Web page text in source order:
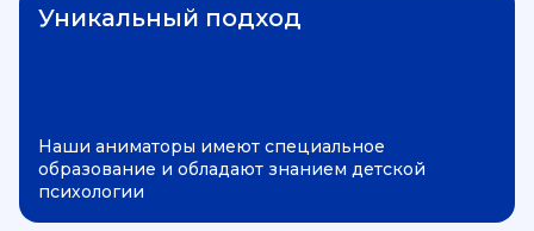
Уникальный подход
Наши аниматоры имеют специальное
образование и обладают знанием детской
психологии